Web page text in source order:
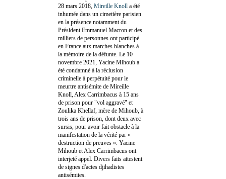
28 mars 2018, Mireille Knoll a été
inhumée dans un cimetière parisien
en la présence notamment du
Président Emmanuel Macron et des
milliers de personnes ont participé
en France aux marches blanches à
la mémoire de la défunte. Le 10
novembre 2021, Yacine Mihoub a
été condamné à la réclusion
criminelle à perpétuité pour le
meurtre antisémite de Mireille
Knoll, Alex Carrimbacus à 15 ans
de prison pour "vol aggravé" et
Zoulika Khellaf, mère de Mihoub, à
trois ans de prison, dont deux avec
sursis, pour avoir fait obstacle à la
manifestation de la vérité par «
destruction de preuves ». Yacine
Mihoub et Alex Carrimbacus ont
interjeté appel. Divers faits attestent
de signes d'actes djihadistes
antisémites.